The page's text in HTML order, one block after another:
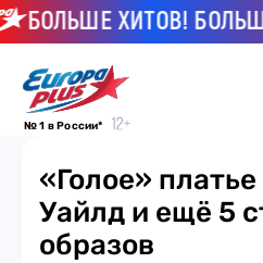
ХИТОВ! БОЛЬШЕ
№ 1 в России*
«Голое»
Уайлд и ещё 5
образов